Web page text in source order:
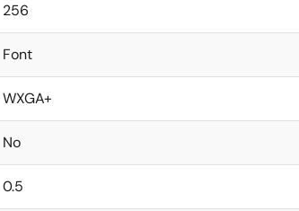
256
Font
WXGA+
No
0.5